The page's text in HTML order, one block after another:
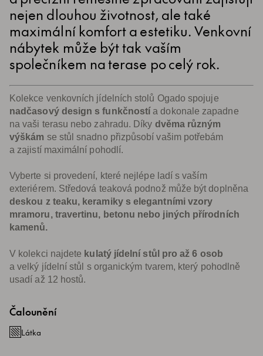
nejen dlouhou životnost, ale také
maximální komfort a estetiku. Venkovní
nábytek může být tak vaším
společníkem na terase po celý rok.
Kolekce venkovních jídelních stolů Ogado spojuje
nadčasový design s funkčností a dokonale zapadne
na vaši terasu nebo zahradu. Díky dvěma různým
výškám se stůl snadno přizpůsobí vašim potřebám
a zajistí maximální pohodlí.
Vyberte si provedení, které nejlépe ladí s vaším
exteriérem. Středová teaková podnož může být doplněna
deskou z teaku, keramiky s elegantními vzory
mramoru, travertinu, betonu nebo jiných přírodních
kamenů.
V kolekci najdete kulatý jídelní stůl pro až 6 osob
a velký jídelní stůl s organickým tvarem, který pohodlně
usadí až 12 hostů.
Čalounění
Látka